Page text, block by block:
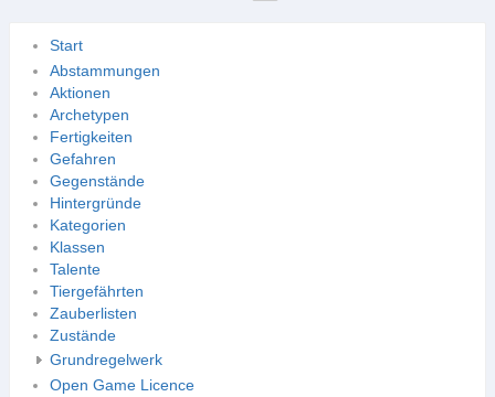
Start
Abstammungen
Aktionen
Archetypen
Fertigkeiten
Gefahren
Gegenstände
Hintergründe
Kategorien
Klassen
Talente
Tiergefährten
Zauberlisten
Zustände
Grundregelwerk
Open Game Licence